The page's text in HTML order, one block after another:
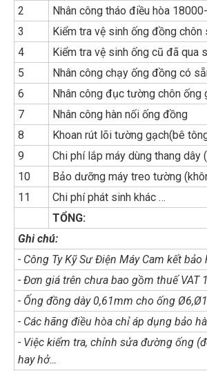
2
Nhân công tháo điều hòa
3
Kiểm tra vệ sinh ống đồng
4
Kiểm tra vệ sinh ống cũ đã qua
5
Nhân công chạy ống đồng có
6
Nhân công đục tường chôn ống
7
Nhân công hàn nối ống đồng
8
Khoan rút lõi tường gạch(bê
9
Chi phí lắp máy dùng thang dây
10
Bảo dưỡng máy treo tường
11
Chi phí phát sinh khác …
TỔNG:
Ghi chú:
- Công Ty Kỹ Sư Điện Máy Cam kết
- Đơn giá trên chưa bao gồm thuế VAT
- Ống đồng dày 0,61mm cho ống
- Các hãng điều hòa chỉ áp dụng bảo
- Việc kiểm tra, chỉnh sửa đường ống
hay hở…